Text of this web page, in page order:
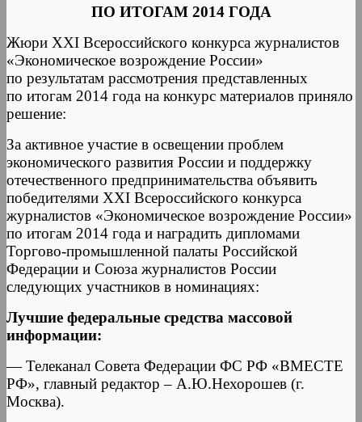
ПО ИТОГАМ 2014 ГОДА
Жюри XXI Всероссийского конкурса журналистов
«Экономическое возрождение России»
по результатам рассмотрения представленных
по итогам 2014 года на конкурс материалов приняло
решение:
За активное участие в освещении проблем
экономического развития России и поддержку
отечественного предпринимательства объявить
победителями XXI Всероссийского конкурса
журналистов «Экономическое возрождение России»
по итогам 2014 года и наградить дипломами
Торгово-промышленной палаты Российской
Федерации и Союза журналистов России
следующих участников в номинациях:
Лучшие федеральные средства массовой
информации:
— Телеканал Совета Федерации ФС РФ «ВМЕСТЕ
РФ», главный редактор – А.Ю.Нехорошев (г.
Москва).